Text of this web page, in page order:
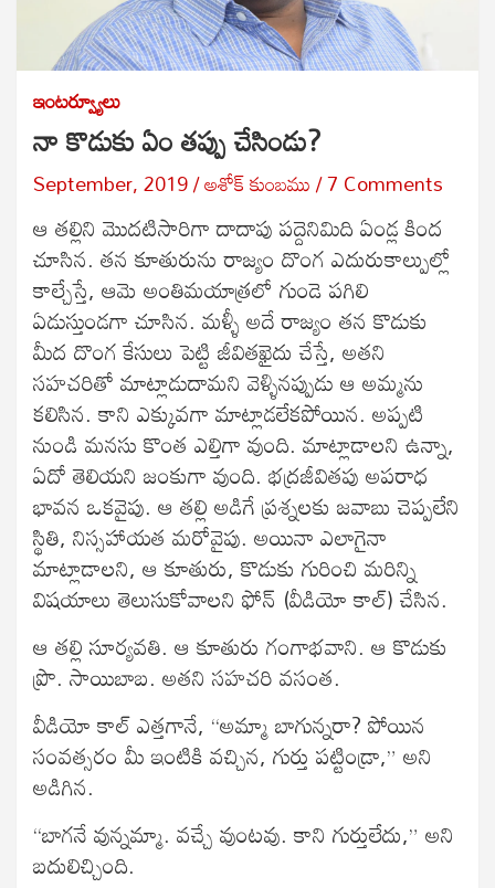
ఇంటర్వ్యూలు
నా కొడుకు ఏం తప్పు చేసిండు?
September, 2019 అశోక్ కుంబము 7 Comments
ఆ తల్లిని మొదటిసారిగా దాదాపు పద్దెనిమిది ఏండ్ల కింద
చూసిన. తన కూతురును రాజ్యం దొంగ ఎదురుకాల్పుల్లో
కాల్చేస్తే, ఆమె అంతిమయాత్రలో గుండె పగిలి
ఏడుస్తుండగా చూసిన. మళ్ళీ అదే రాజ్యం తన కొడుకు
మీద దొంగ కేసులు పెట్టి జీవితఖైదు చేస్తే, అతని
సహచరితో మాట్లాడుదామని వెళ్ళినప్పుడు ఆ అమ్మను
కలిసిన. కాని ఎక్కువగా మాట్లాడలేకపోయిన. అప్పటి
నుండి మనసు కొంత ఎల్తిగా వుంది. మాట్లాడాలని ఉన్నా,
ఏదో తెలియని జంకుగా వుంది. భద్రజీవితపు అపరాధ
భావన ఒకవైపు. ఆ తల్లి అడిగే ప్రశ్నలకు జవాబు చెప్పలేని
స్థితి, నిస్సహాయత మరోవైపు. అయినా ఎలాగైనా
మాట్లాడాలని, ఆ కూతురు, కొడుకు గురించి మరిన్ని
విషయాలు తెలుసుకోవాలని ఫోన్ (వీడియో కాల్) చేసిన.
ఆ తల్లి సూర్యవతి. ఆ కూతురు గంగాభవాని. ఆ కొడుకు
ప్రొ. సాయిబాబ. అతని సహచరి వసంత.
వీడియో కాల్ ఎత్తగానే, “అమ్మా బాగున్నరా? పోయిన
సంవత్సరం మీ ఇంటికి వచ్చిన, గుర్తు పట్టిండ్రా,” అని
అడిగిన.
“బాగనే వున్నమ్మా. వచ్చే వుంటవు. కాని గుర్తులేదు,” అని
బదులిచ్చింది.